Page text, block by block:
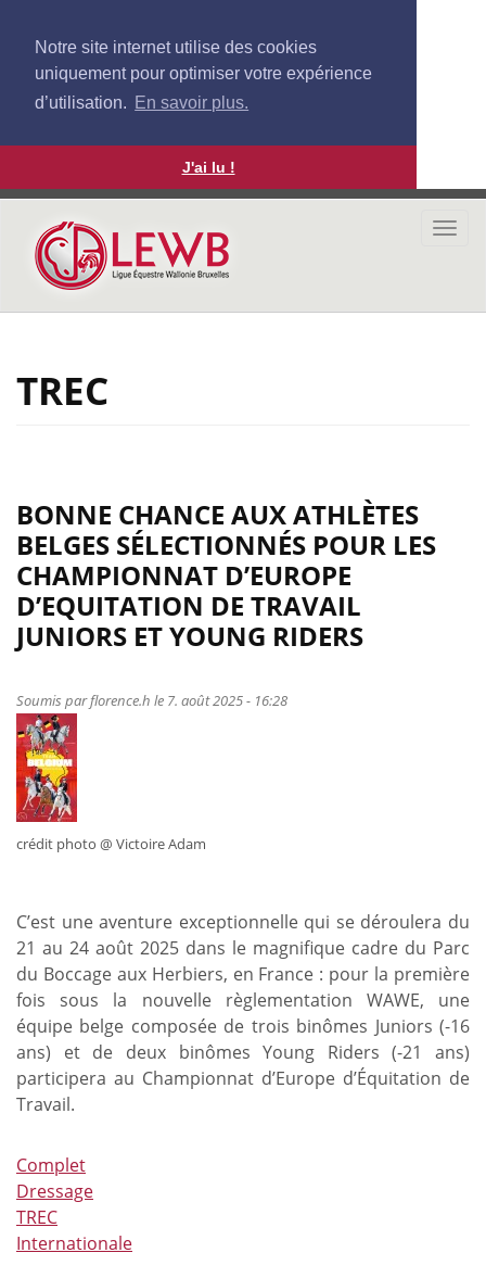
Notre site internet utilise des cookies
uniquement pour optimiser votre expérience
d’utilisation. En savoir plus.
J'ai lu !
Aller
contenu
principal
TREC
BONNE CHANCE AUX ATHLÈTES
BELGES SÉLECTIONNÉS POUR LES
CHAMPIONNAT D’EUROPE
D’EQUITATION DE TRAVAIL
JUNIORS ET YOUNG RIDERS
Soumis parflorence.h le 7. août 2025 - 16:28
crédit photo @ Victoire Adam
C’est une aventure exceptionnelle qui se déroulera du
21 au 24 août 2025 dans le magnifique cadre du Parc
du Boccage aux Herbiers, en France : pour la première
fois sous la nouvelle règlementation WAWE, une
équipe belge composée de trois binômes Juniors (-16
ans) et de deux binômes Young Riders (-21 ans)
participera au Championnat d’Europe d’Équitation de
Travail.
Complet
Dressage
TREC
Internationale